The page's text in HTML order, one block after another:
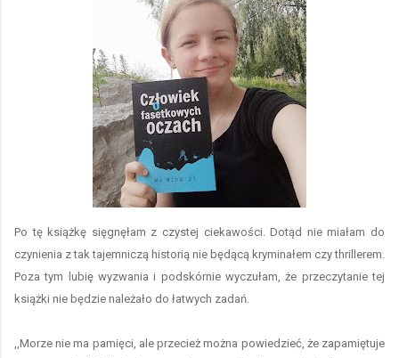
Po tę książkę sięgnęłam z czystej ciekawości. Dotąd nie miałam do
czynienia z tak tajemniczą historią nie będącą kryminałem czy thrillerem.
Poza tym lubię wyzwania i podskórnie wyczułam, że przeczytanie tej
książki nie będzie należało do łatwych zadań.
,,Morze nie ma pamięci, ale przecież można powiedzieć, że zapamiętuje